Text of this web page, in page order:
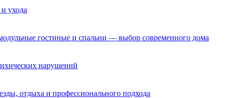
ухода
гостиные и спальни — выбор современного дома
нарушений
отдыха и профессионального подхода